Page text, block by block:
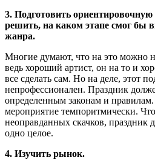
3. Подготовить
решить, на каком этапе смог бы
жанра.
Многие думают, что на это можно
ведь хороший артист, он на то и
все сделать сам. Но на деле, этот
непрофессионален. Праздник
определенным законам и
мероприятие темпоритмически.
неоправданных скачков, праздник
одно целое.
4. Изучить рынок.